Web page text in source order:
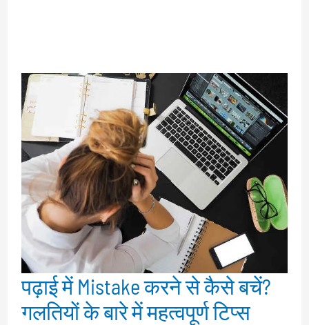
पढ़ाई में Mistake करने से कैसे बचें?
गलतियों के बारे में महत्वपूर्ण टिप्स